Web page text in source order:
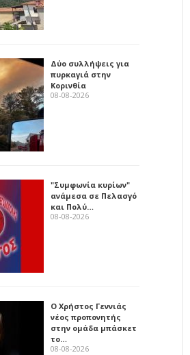
Δύο συλλήψεις για
πυρκαγιά στην
Κορινθία
08-08-2026
"Συμφωνία κυρίων"
ανάμεσα σε Πελασγό
και Πολύ…
08-08-2026
Ο Χρήστος Γεννιάς
νέος προπονητής
στην ομάδα μπάσκετ
το…
08-08-2026